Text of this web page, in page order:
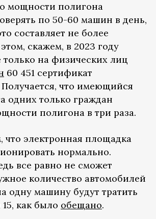
мощности полигона
по 50-60 машин в день,
составляет не более
скажем, в 2023 году
только на физических лиц
60 451 сертификат
Получается, что имеющийся
одних только граждан
полигона в три раза.
электронная площадка
нормально.
все равно не сможет
количество автомобилей
одну машину будут тратить
как было обещано.